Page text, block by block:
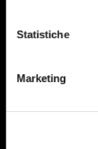
Statistiche
Marketing
940